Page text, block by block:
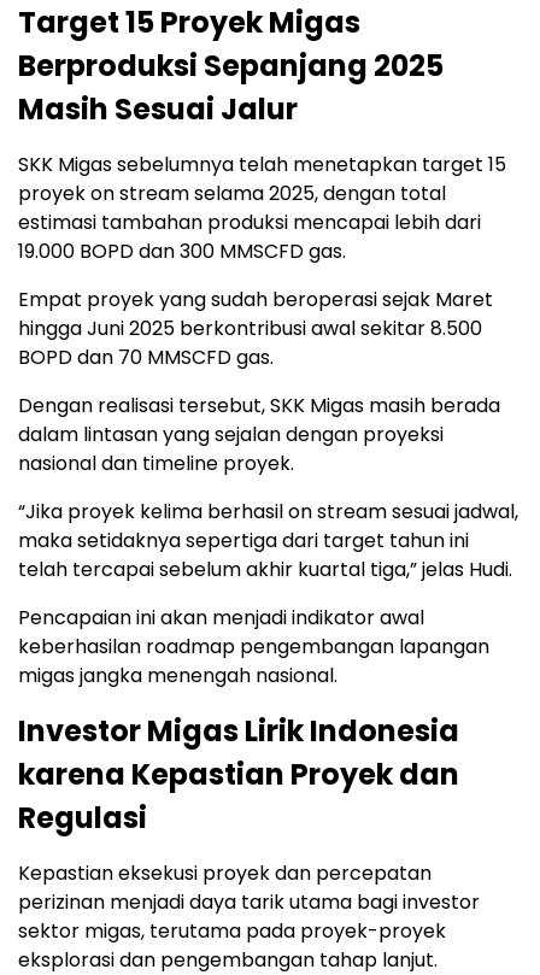
Target 15 Proyek Migas
Berproduksi Sepanjang 2025
Masih Sesuai Jalur
SKK Migas sebelumnya telah menetapkan target 15
proyek on stream selama 2025, dengan total
estimasi tambahan produksi mencapai lebih dari
19.000 BOPD dan 300 MMSCFD gas.
Empat proyek yang sudah beroperasi sejak Maret
hingga Juni 2025 berkontribusi awal sekitar 8.500
BOPD dan 70 MMSCFD gas.
Dengan realisasi tersebut, SKK Migas masih berada
dalam lintasan yang sejalan dengan proyeksi
nasional dan timeline proyek.
“Jika proyek kelima berhasil on stream sesuai jadwal,
maka setidaknya sepertiga dari target tahun ini
telah tercapai sebelum akhir kuartal tiga,” jelas Hudi.
Pencapaian ini akan menjadi indikator awal
keberhasilan roadmap pengembangan lapangan
migas jangka menengah nasional.
Investor Migas Lirik Indonesia
karena Kepastian Proyek dan
Regulasi
Kepastian eksekusi proyek dan percepatan
perizinan menjadi daya tarik utama bagi investor
sektor migas, terutama pada proyek-proyek
eksplorasi dan pengembangan tahap lanjut.